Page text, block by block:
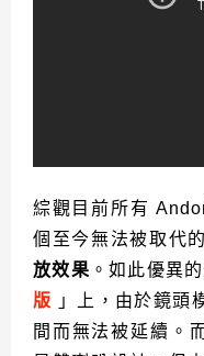
綜觀目前所有
個至今無法被取代
放效果 。如此優異
版
」上，由於鏡頭
間而無法被延續。